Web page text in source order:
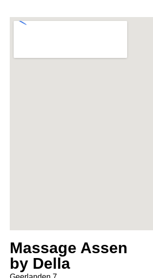
Massage Assen
by Della